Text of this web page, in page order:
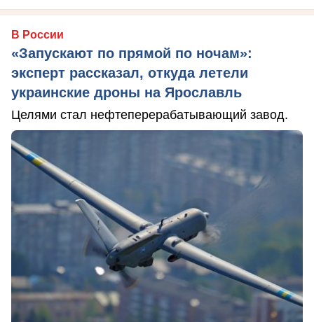
В России
«Запускают по прямой по ночам»:
эксперт рассказал, откуда летели
украинские дроны на Ярославль
Целями стал нефтеперерабатывающий завод.